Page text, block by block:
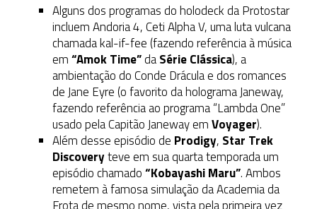
Alguns dos programas do holodeck da Protostar
incluem Andoria 4, Ceti Alpha V, uma luta vulcana
chamada kal-if-fee (fazendo referência à música
em“Amok Time”daSérie Clássica), a
ambientação do Conde Drácula e dos romances
de Jane Eyre (o favorito da holograma Janeway,
fazendo referência ao programa “Lambda One”
usado pela Capitão Janeway emVoyager).
Além desse episódio de Prodigy, Star Trek
Discoveryteve em sua quarta temporada um
episódio chamado“Kobayashi Maru”. Ambos
remetem à famosa simulação da Academia da
Frota de mesmo nome, vista pela primeira vez